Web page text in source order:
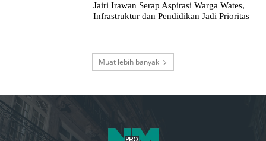
Jairi Irawan Serap Aspirasi Warga Wates,
Infrastruktur dan Pendidikan Jadi Prioritas
Muat lebih banyak